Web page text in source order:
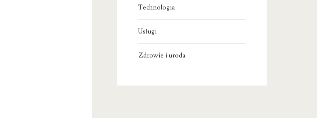
Technologia
Usługi
Zdrowie i uroda